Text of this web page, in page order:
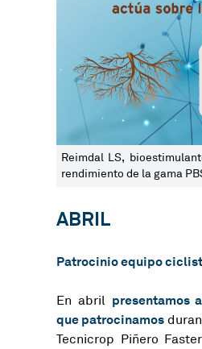
Reimdal LS,
rendimiento de la gama
ABRIL
Patrocinio equipo
En abril presentamos
que patrocinamos
Tecnicrop Piñero